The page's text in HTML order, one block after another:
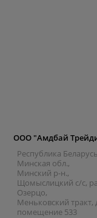
ООО "Амдбай
Республика
Минская обл.,
Минский р-н.,
Щомыслицкий с/с,
Озерцо,
Меньковский тракт,
помещение 533